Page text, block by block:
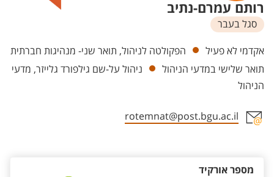
רותם עמרם-נתיב
סגל בעבר
יחידות
אקדמי לא פעיל
הפקולטה לניהול, תואר שני- מנהיגות חברתית
תואר שלישי במדעי הניהול
ניהול על-שם גילפורד גלייזר, מדעי
הניהול
rotemnat@post.bgu.ac.il
מספר אורקיד